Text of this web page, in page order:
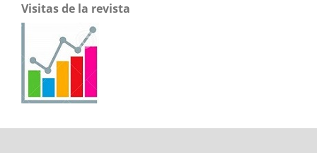
Visitas de la revista